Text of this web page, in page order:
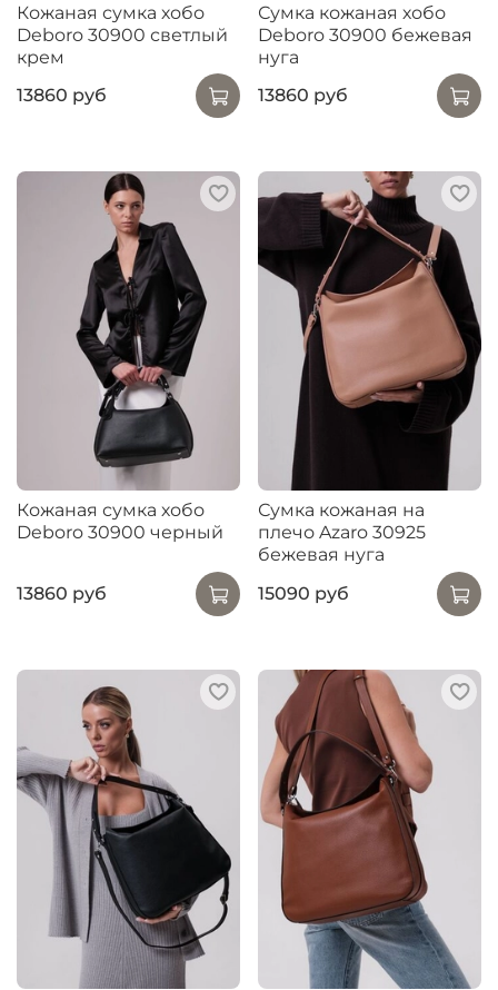
Кожаная сумка хобо
Deboro 30900 светлый
крем
13860 руб
Сумка кожаная хобо
Deboro 30900 бежевая
нуга
13860 руб
Кожаная сумка хобо
Deboro 30900 черный
13860 руб
Сумка кожаная на
плечо Azaro 30925
бежевая нуга
15090 руб